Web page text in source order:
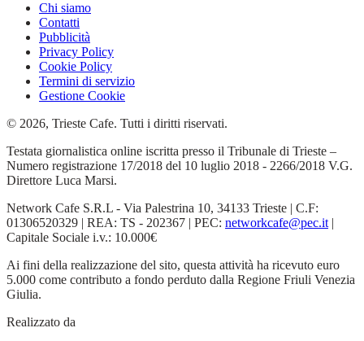
Chi siamo
Contatti
Pubblicità
Privacy Policy
Cookie Policy
Termini di servizio
Gestione Cookie
© 2026, Trieste Cafe. Tutti i diritti riservati.
Testata giornalistica online iscritta presso il Tribunale di Trieste –
Numero registrazione 17/2018 del 10 luglio 2018 - 2266/2018 V.G.
Direttore Luca Marsi.
Network Cafe S.R.L - Via Palestrina 10, 34133 Trieste | C.F:
01306520329 | REA: TS - 202367 | PEC: networkcafe@pec.it|
Capitale Sociale i.v.: 10.000€
Ai fini della realizzazione del sito, questa attività ha ricevuto euro
5.000 come contributo a fondo perduto dalla Regione Friuli Venezia
Giulia.
Realizzato da